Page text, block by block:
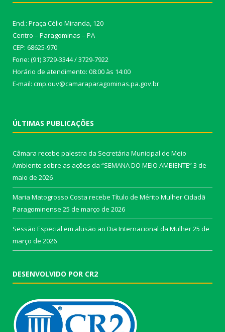
End.: Praça Célio Miranda, 120
Centro – Paragominas – PA
CEP: 68625-970
Fone: (91) 3729-3344 / 3729-7922
Horário de atendimento: 08:00 às 14:00
E-mail: cmp.ouv@camaraparagominas.pa.gov.br
ÚLTIMAS PUBLICAÇÕES
Câmara recebe palestra da Secretária Municipal de Meio
Ambiente sobre as ações da “SEMANA DO MEIO AMBIENTE”3 de
maio de 2026
Maria Matogrosso Costa recebe Título de Mérito Mulher Cidadã
Paragominense 25 de março de 2026
Sessão Especial em alusão ao Dia Internacional da Mulher25 de
março de 2026
DESENVOLVIDO POR CR2